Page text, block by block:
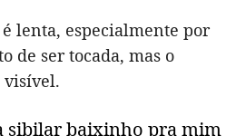
lenta, especialmente por
de ser tocada, mas o
visível.
sibilar baixinho pra mim